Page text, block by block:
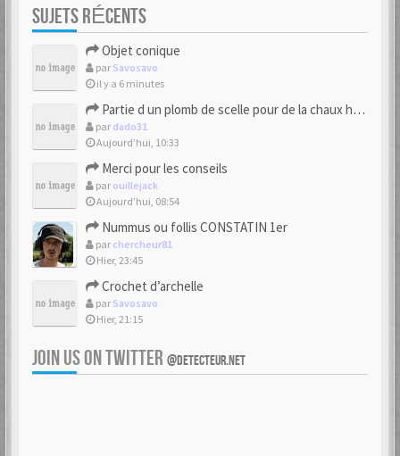
SUJETS RÉCENTS
Objet conique
par Savosavo
il y a 6 minutes
Partie d un plomb de scelle pour de la chaux hydraulique
par dado31
Aujourd’hui, 10:33
Merci pour les conseils
par ouillejack
Aujourd’hui, 08:54
Nummus ou follis CONSTATIN 1er
par chercheur81
Hier, 23:45
Crochet d’archelle
par Savosavo
Hier, 21:15
JOIN US ON TWITTER @DETECTEUR.NET